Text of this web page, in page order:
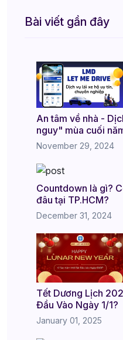
Bài viết gần đây
An tâm về nhà -
nguy" mùa cuối
November 29, 2024
Countdown là gì?
đâu tại TP.HCM?
December 31, 2024
Tết Dương Lịch
Đầu Vào Ngày 1/1?
January 01, 2025